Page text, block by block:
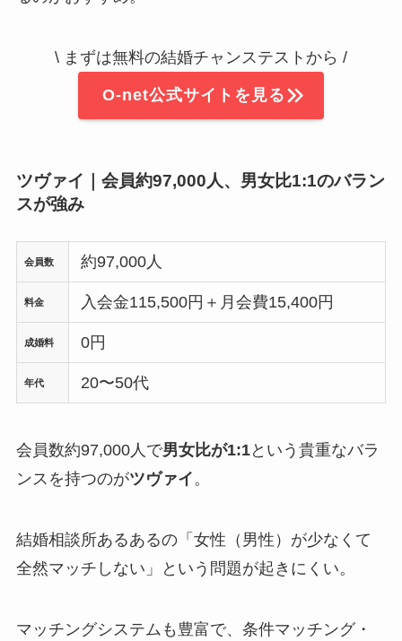
\ まずは無料の結婚チャンステストから /
O-net公式サイトを見る
ツヴァイ｜会員約97,000人、男女比1:1のバラン
スが強み
会員数 約97,000人
料金 入会金115,500円＋月会費15,400円
成婚料 0円
年代 20〜50代
会員数約97,000人で男女比が1:1という貴重なバラ
ンスを持つのがツヴァイ。
結婚相談所あるあるの「女性（男性）が少なくて
全然マッチしない」という問題が起きにくい。
マッチングシステムも豊富で、条件マッチング・